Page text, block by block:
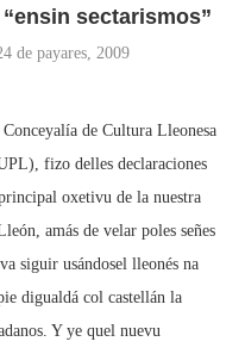
“ensin sectarismos”
de payares, 2009
de Cultura Lleonesa
fizo delles declaraciones
oxetivu de la nuestra
amás de velar poles señes
siguir usándosel lleonés na
digualdá col castellán la
Y ye quel nuevu